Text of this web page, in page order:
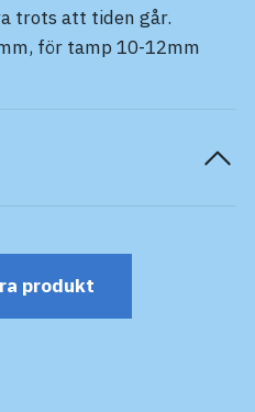
trots att tiden går.
för tamp 10-12mm
produkt